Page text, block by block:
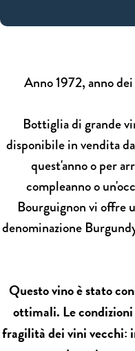
Anno 1972, anno
Bottiglia di grande
disponibile in vendita
quest'anno o per
compleanno o
Bourguignon vi offre
denominazione
Questo vino è stato
ottimali. Le
fragilità dei vini vecchi: